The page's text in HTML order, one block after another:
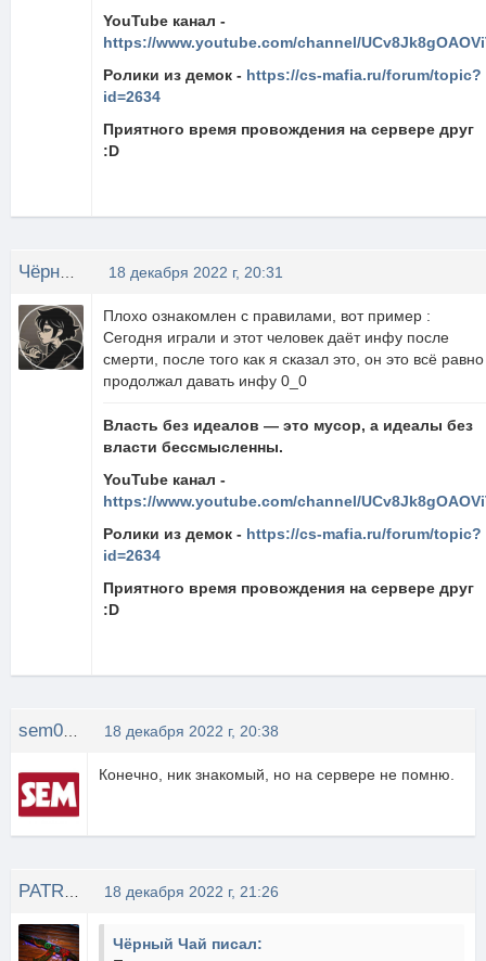
YouTube канал -
https://www.youtube.com/channel/
Ролики из демок - https://cs-mafia.ru/forum/topic?
id=2634
Приятного время провождения на сервере друг
:D
18 декабря 2022 г, 20:31
Плохо ознакомлен с правилами, вот пример :
Сегодня играли и этот человек даёт инфу после
смерти, после того как я сказал это, он это всё равно
продолжал давать инфу 0_0
Власть без идеалов — это мусор, а идеалы без
власти бессмысленны.
YouTube канал -
https://www.youtube.com/channel/
Ролики из демок - https://cs-mafia.ru/forum/topic?
id=2634
Приятного время провождения на сервере друг
:D
18 декабря 2022 г, 20:38
Конечно, ник знакомый, но на сервере не помню.
18 декабря 2022 г, 21:26
Чёрный Чай писал: